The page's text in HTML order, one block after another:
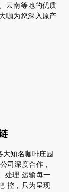
云南等地的优质
咖为您深入原产
知名咖啡庄园
司深度合作，
处理 运输每一
控，只为呈现